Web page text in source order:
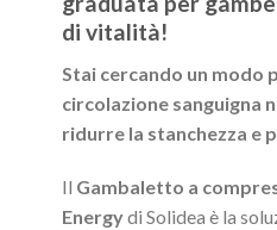
di vitalità!
Stai cercando un modo
circolazione sanguigna
ridurre la stanchezza e
Il Gambaletto a
Energydi Solidea è la